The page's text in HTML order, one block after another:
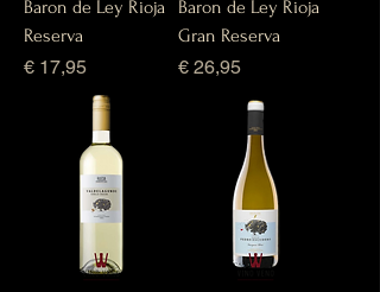
Baron de Ley Rioja
Reserva
Prijs
€ 17,95
Baron de Ley Rioja
Gran Reserva
Prijs
€ 26,95